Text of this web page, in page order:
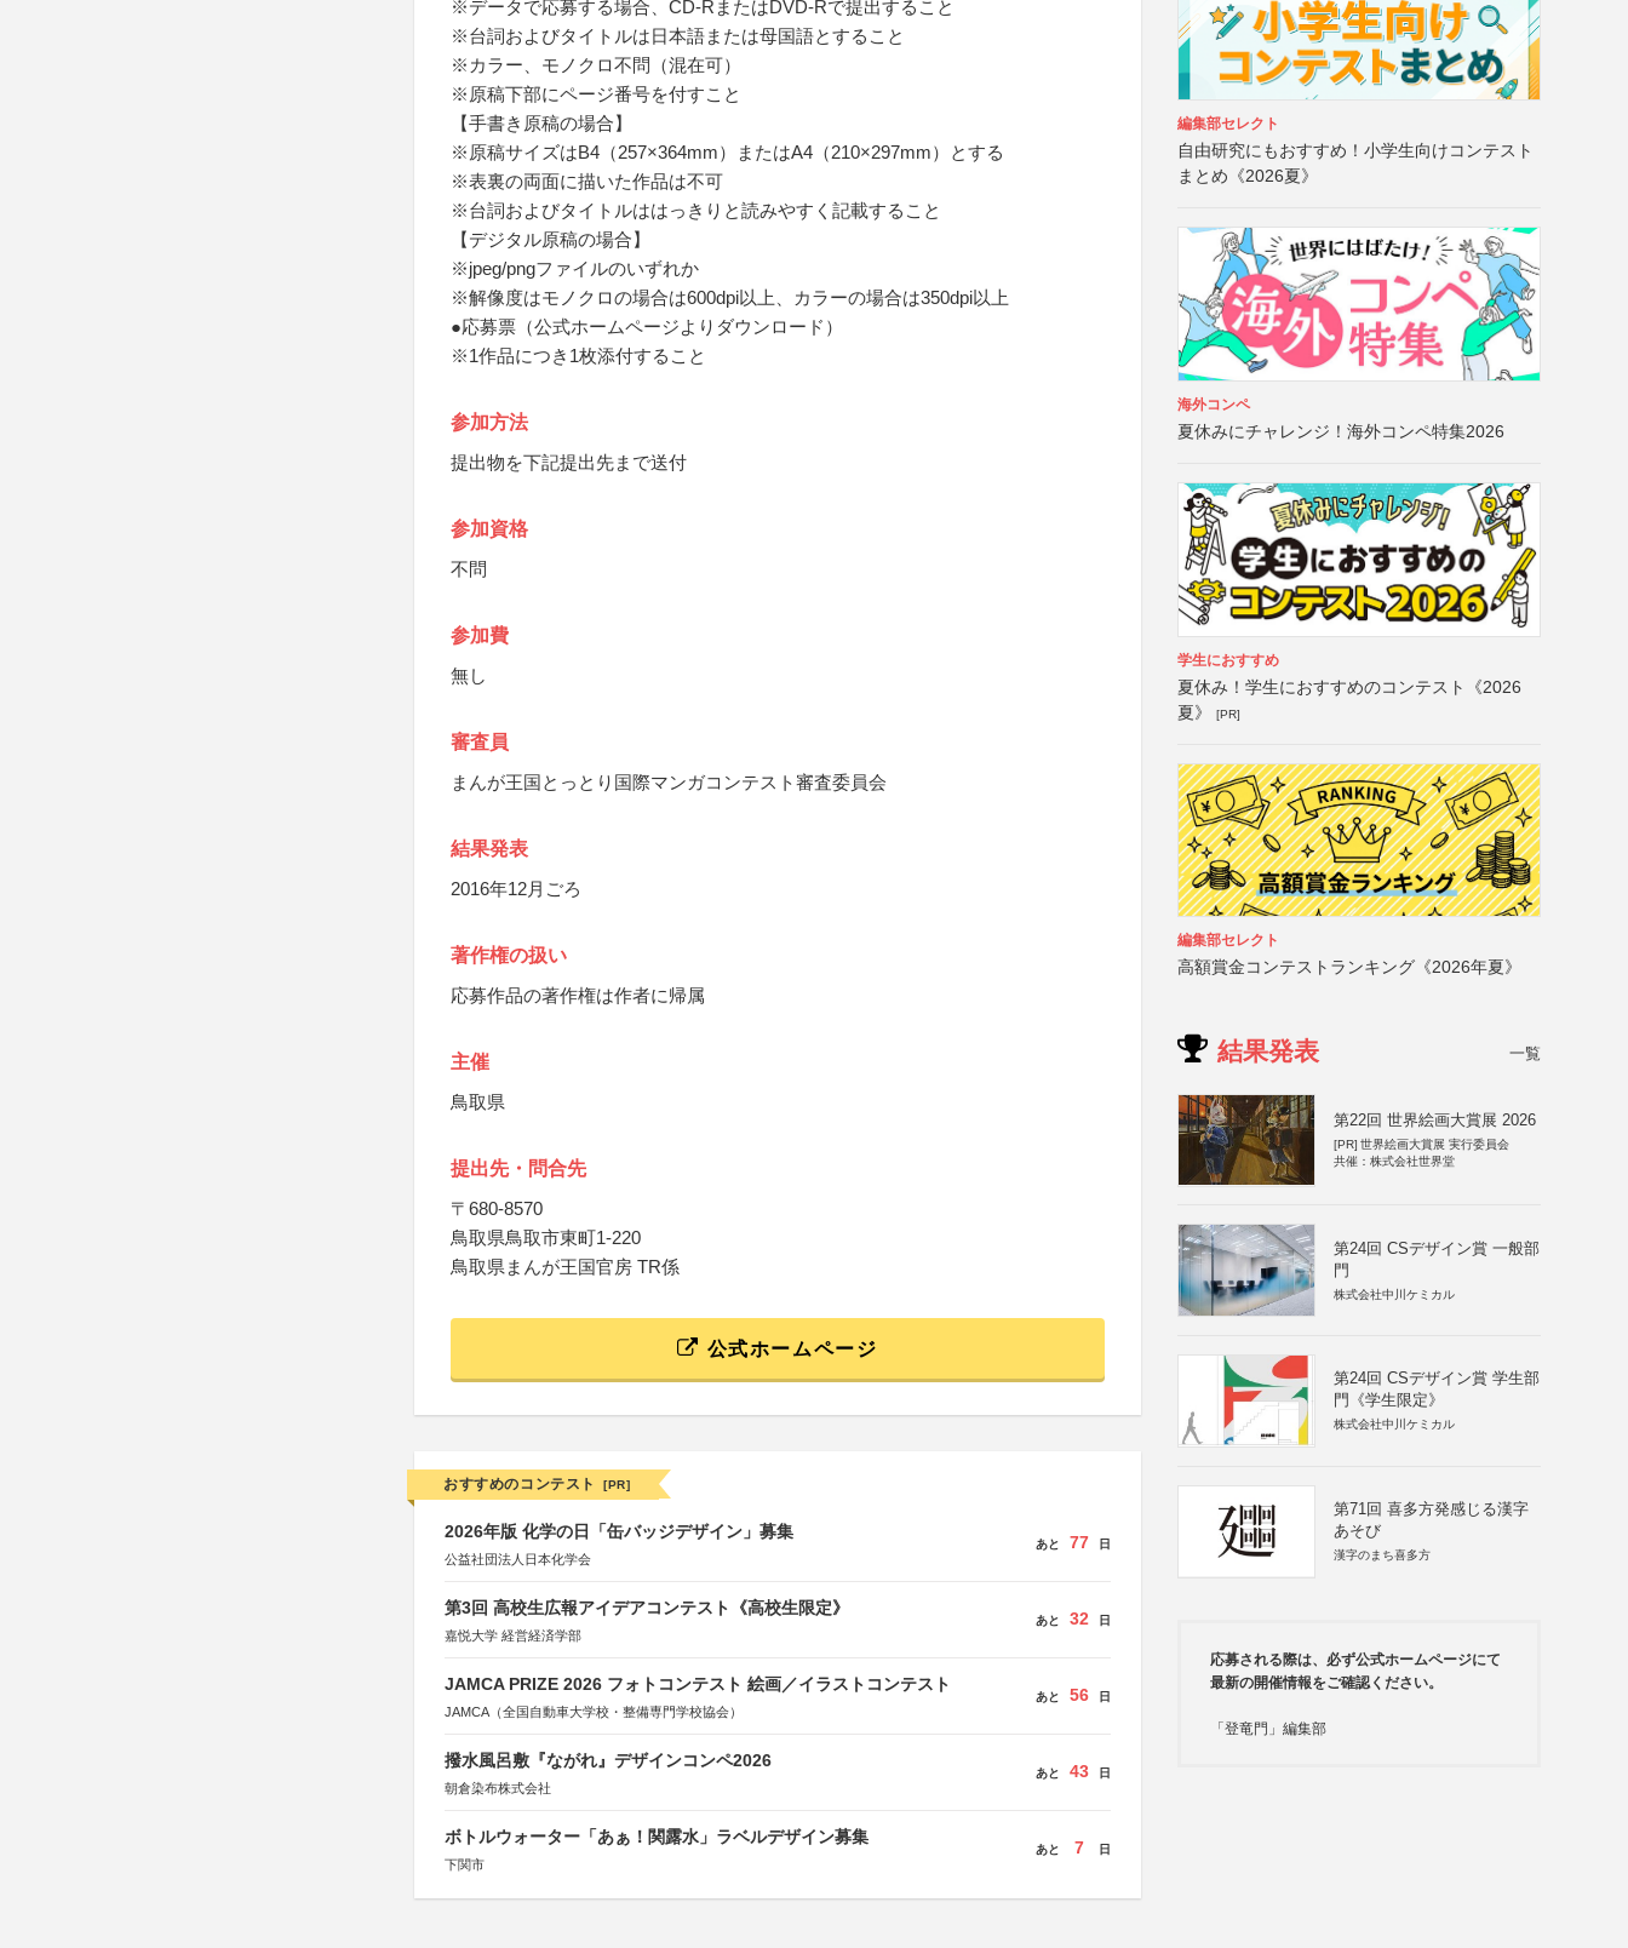
※データで応募する場合、CD-RまたはDVD-Rで提出すること
※台詞およびタイトルは日本語または母国語とすること
※カラー、モノクロ不問（混在可）
※原稿下部にページ番号を付すこと
【手書き原稿の場合】
※原稿サイズはB4（257×364mm）またはA4（210×297mm）とする
※表裏の両面に描いた作品は不可
※台詞およびタイトルははっきりと読みやすく記載すること
【デジタル原稿の場合】
※jpeg/pngファイルのいずれか
※解像度はモノクロの場合は600dpi以上、カラーの場合は350dpi以上
●応募票（公式ホームページよりダウンロード）
※1作品につき1枚添付すること
参加方法
提出物を下記提出先まで送付
参加資格
不問
参加費
無し
審査員
まんが王国とっとり国際マンガコンテスト審査委員会
結果発表
2016年12月ごろ
著作権の扱い
応募作品の著作権は作者に帰属
主催
鳥取県
提出先・問合先
〒680-8570
鳥取県鳥取市東町1-220
鳥取県まんが王国官房 TR係
公式ホームページ
おすすめのコンテスト [PR]
2026年版 化学の日「缶バッジデザイン」募集
公益社団法人日本化学会
あと 77 日
第3回 高校生広報アイデアコンテスト《高校生限定》
嘉悦大学 経営経済学部
あと 32 日
JAMCA PRIZE 2026 フォトコンテスト 絵画／イラストコンテスト
JAMCA（全国自動車大学校・整備専門学校協会）
あと 56 日
撥水風呂敷『ながれ』デザインコンペ2026
朝倉染布株式会社
あと 43 日
ボトルウォーター「あぁ！関露水」ラベルデザイン募集
下関市
あと 7 日
編集部セレクト
自由研究にもおすすめ！小学生向けコンテスト
まとめ《2026夏》
海外コンペ
夏休みにチャレンジ！海外コンペ特集2026
学生におすすめ
夏休み！学生におすすめのコンテスト《2026
夏》
[PR]
編集部セレクト
高額賞金コンテストランキング《2026年夏》
結果発表 一覧
第22回 世界絵画大賞展 2026
[PR] 世界絵画大賞展 実行委員会
共催：株式会社世界堂
第24回 CSデザイン賞 一般部
門
株式会社中川ケミカル
第24回 CSデザイン賞 学生部
門《学生限定》
株式会社中川ケミカル
第71回 喜多方発感じる漢字
あそび
漢字のまち喜多方
応募される際は、必ず公式ホームページにて
最新の開催情報をご確認ください。
「登竜門」編集部